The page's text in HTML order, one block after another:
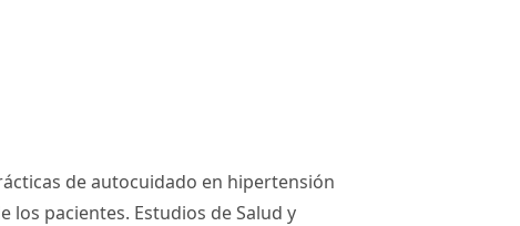
de autocuidado en hipertensión
los pacientes. Estudios de Salud y